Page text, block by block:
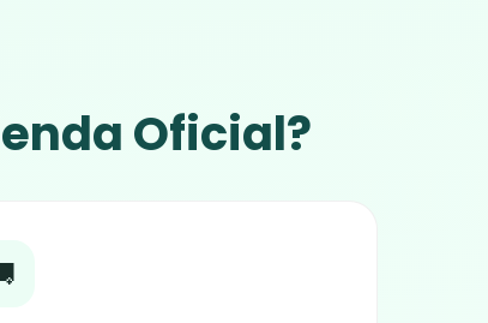
Oficial?